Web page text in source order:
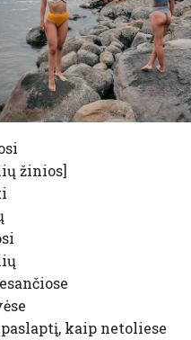
žinios]
kaip netoliese